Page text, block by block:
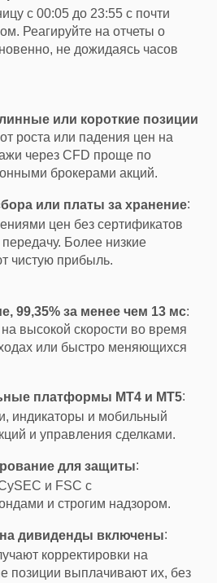
с 00:05 до 23:55 с почти
Реагируйте на отчеты о
не дожидаясь часов
или короткие позиции
роста или падения цен на
через CFD проще по
брокерами акций.
или платы за хранение:
цен без сертификатов
Более низкие
чистую прибыль.
99,35% за менее чем 13 мс:
высокой скорости во время
или быстро меняющихся
платформы MT4 и MT5:
индикаторы и мобильный
и управления сделками.
для защиты:
и FSC с
и строгим надзором.
на дивиденды включены:
корректировки на
позиции выплачивают их, без